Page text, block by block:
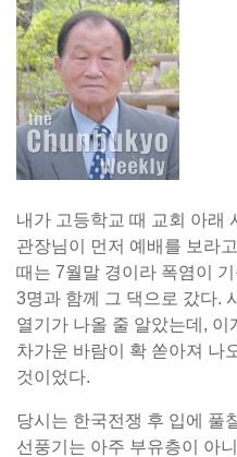
내가 고등학교 때 교회 아래
관장님이 먼저 예배를 보라
때는 7월말 경이라 폭염이
3명과 함께 그 댁으로 갔다.
열기가 나올 줄 알았는데, 이
차가운 바람이 확 쏟아져 나
것이었다.
당시는 한국전쟁 후 입에 풀
선풍기는 아주 부유층이 아